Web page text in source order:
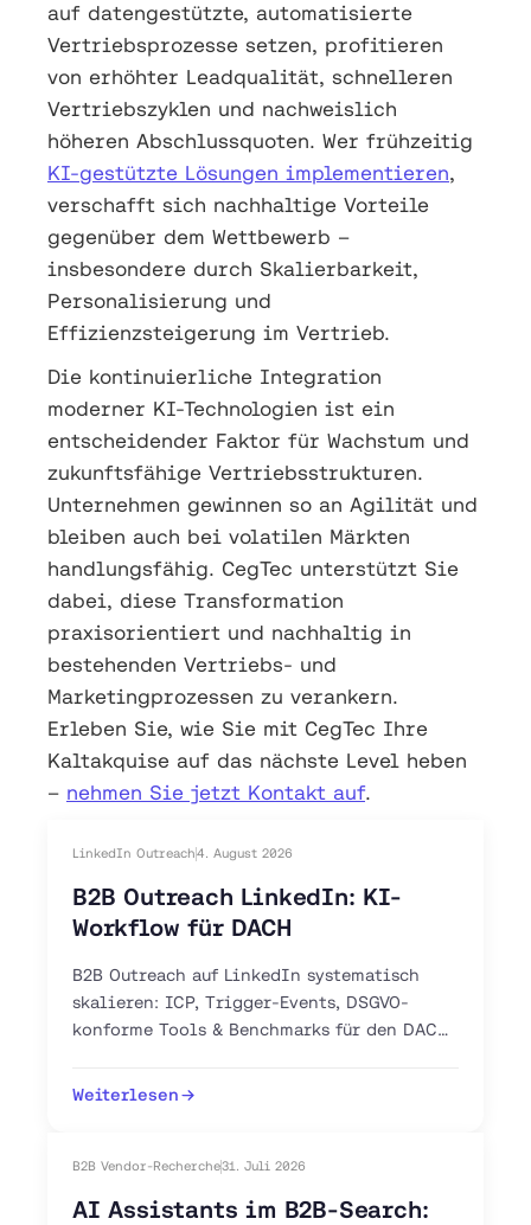
auf datengestützte, automatisierte
Vertriebsprozesse setzen, profitieren
von erhöhter Leadqualität, schnelleren
Vertriebszyklen und nachweislich
höheren Abschlussquoten. Wer frühzeitig
KI-gestützte Lösungen implementieren,
verschafft sich nachhaltige Vorteile
gegenüber dem Wettbewerb –
insbesondere durch Skalierbarkeit,
Personalisierung und
Effizienzsteigerung im Vertrieb.
Die kontinuierliche Integration
moderner KI-Technologien ist ein
entscheidender Faktor für Wachstum und
zukunftsfähige Vertriebsstrukturen.
Unternehmen gewinnen so an Agilität und
bleiben auch bei volatilen Märkten
handlungsfähig. CegTec unterstützt Sie
dabei, diese Transformation
praxisorientiert und nachhaltig in
bestehenden Vertriebs- und
Marketingprozessen zu verankern.
Erleben Sie, wie Sie mit CegTec Ihre
Kaltakquise auf das nächste Level heben
– nehmen Sie jetzt Kontakt auf.
LinkedIn Outreach4. August 2026
B2B Outreach LinkedIn: KI-
Workflow für DACH
B2B Outreach auf LinkedIn systematisch
skalieren: ICP, Trigger-Events, DSGVO-
konforme Tools & Benchmarks für den DACH-
Weiterlesen
B2B Vendor-Recherche31. Juli 2026
AI Assistants im B2B-Search: